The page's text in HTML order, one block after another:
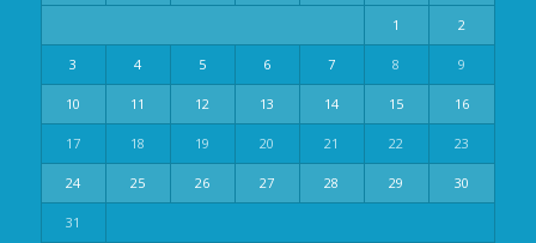
1 2
3 4 5 6 7 8 9
10 11 12 13 14 15 16
17 18 19 20 21 22 23
24 25 26 27 28 29 30
31